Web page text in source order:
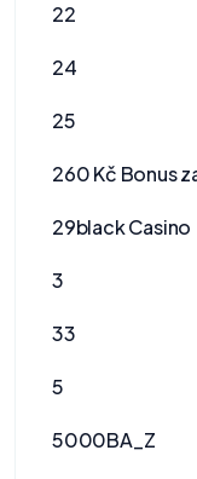
22
24
25
260 Kč Bonus
29black Casino
3
33
5
5000BA_Z